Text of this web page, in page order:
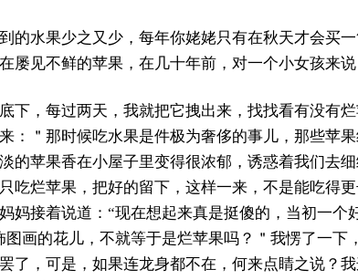
的水果少之又少，每年你姥姥只有在秋天才会买
屡见不鲜的苹果，在几十年前，对一个小女孩来说
下，每过两天，我就把它拽出来，找找看有没有
：＂那时候吃水果是件极为奢侈的事儿，那些苹
的苹果香在小屋子里变得很浓郁，诱惑着我们去
吃烂苹果，把好的留下，这样一来，不是能吃得
妈接着说道：“现在想起来真是挺傻的，当初一个
图画的花儿，不就等于是烂苹果吗？＂我愣了一
了，可是，如果连龙身都不在，何来点睛之说？